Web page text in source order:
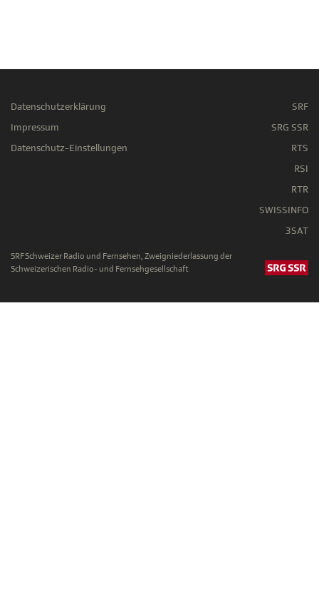
Datenschutzerklärung
Impressum
Datenschutz-Einstellungen
SRF
SRG SSR
RTS
RSI
RTR
SWISSINFO
3SAT
SRF Schweizer Radio und Fernsehen, Zweigniederlassung der
Schweizerischen Radio- und Fernsehgesellschaft